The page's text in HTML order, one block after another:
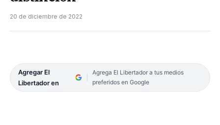
20 de diciembre de 2022
Agregar El
Libertador en
Agrega El Libertador a tus medios
preferidos en Google